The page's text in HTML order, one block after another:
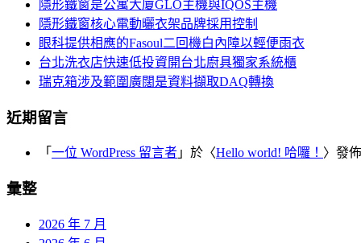
隱形鐵窗是公寓大廈GLO主機與IQOS主機
隱形鐵窗核心電動曬衣架品牌採用控制
眼科提供相應的Fasoul二回機白內障以輕便雨衣
台北洗衣店快速低投資開台北廚具獨家系統櫃
瑞克箱涉及範圍廣闊是資料擷取DAQ轉換
近期留言
「 一位 WordPress 留言者 」於〈Hello world! 哈囉！ 〉發
彙整
2026 年 7 月